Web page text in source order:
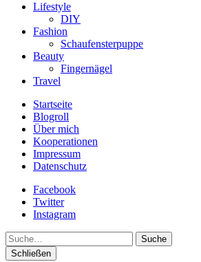
Lifestyle
DIY
Fashion
Schaufensterpuppe
Beauty
Fingernägel
Travel
Startseite
Blogroll
Über mich
Kooperationen
Impressum
Datenschutz
Facebook
Twitter
Instagram
Suche
Schließen